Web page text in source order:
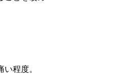
程度。